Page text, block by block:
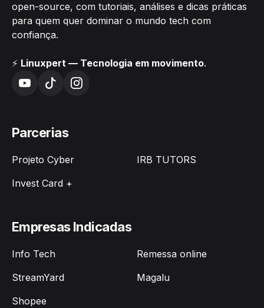
open-source, com tutoriais, análises e dicas práticas
para quem quer dominar o mundo tech com
confiança.
⚡ Linuxpert — Tecnologia em movimento.
Parcerias
Projeto Cyber
IRB TUTORS
Invest Card +
Empresas Indicadas
Info Tech
Remessa online
StreamYard
Magalu
Shopee